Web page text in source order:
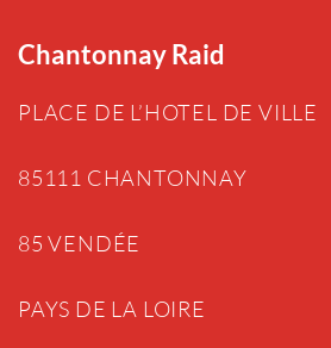
Chantonnay Raid
PLACE DE L’HOTEL DE VILLE
85111 CHANTONNAY
85 VENDÉE
PAYS DE LA LOIRE